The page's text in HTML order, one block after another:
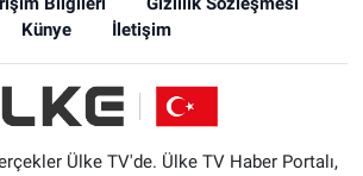
Künye
İletişim
Ülke TV'de. Ülke TV Haber Portalı,